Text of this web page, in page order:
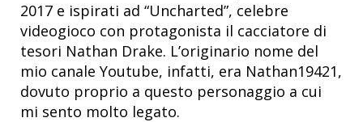
2017 e ispirati ad “Uncharted”, celebre
videogioco con protagonista il cacciatore di
tesori Nathan Drake. L’originario nome del
mio canale Youtube, infatti, era Nathan19421,
dovuto proprio a questo personaggio a cui
mi sento molto legato.